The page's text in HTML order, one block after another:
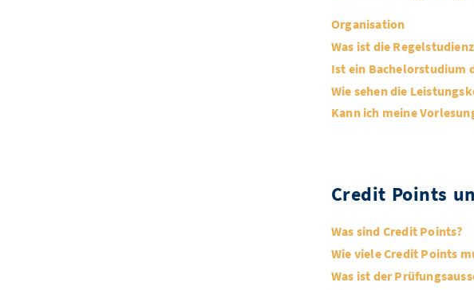
Organisation
Was ist die
Ist ein Bachelorstudium
Wie sehen die
Kann ich meine
Credit Points
Was sind Credit Points?
Wie viele Credit Points
Was ist der